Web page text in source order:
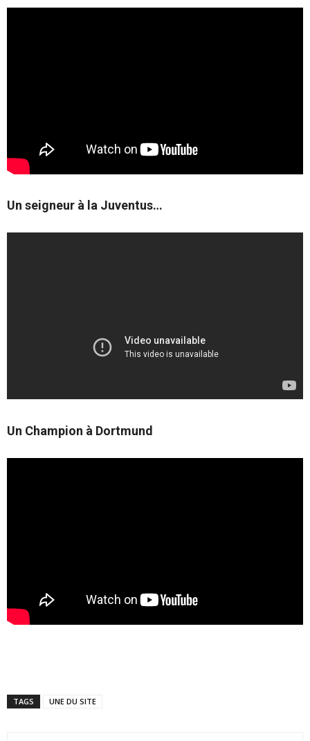
Un seigneur à la Juventus…
Un Champion à Dortmund
TAGS UNE DU SITE